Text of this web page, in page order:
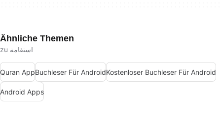
Ähnliche Themen
zu استقامة
Quran AppBuchleser Für AndroidKostenloser Buchleser Für Android
Android Apps